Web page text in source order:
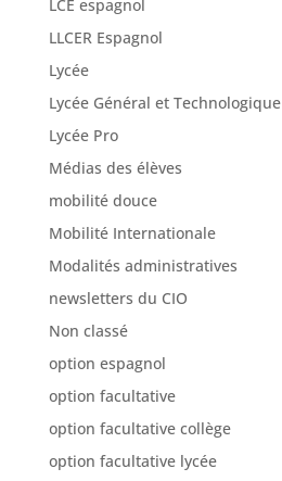
LCE espagnol
LLCER Espagnol
Lycée
Lycée Général et Technologique
Lycée Pro
Médias des élèves
mobilité douce
Mobilité Internationale
Modalités administratives
newsletters du CIO
Non classé
option espagnol
option facultative
option facultative collège
option facultative lycée